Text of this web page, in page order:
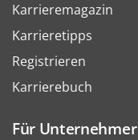
Karrieremagazin
Karrieretipps
Registrieren
Karrierebuch
Für Unternehmer